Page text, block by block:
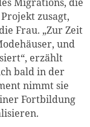
zusagt,
Frau. „Zur Zeit
und
erzählt
bald in der
nimmt sie
Fortbildung